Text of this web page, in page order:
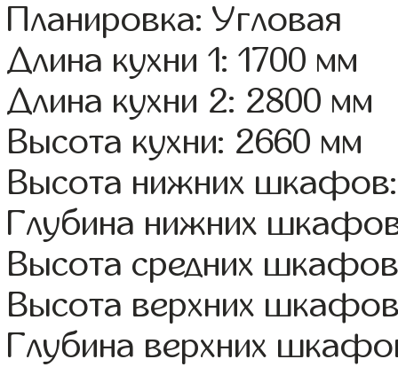
Планировка: Угловая
Длина кухни 1: 1700 мм
Длина кухни 2: 2800 мм
Высота кухни: 2660 мм
Высота нижних
Глубина нижних
Высота средних
Высота верхних
Глубина верхних